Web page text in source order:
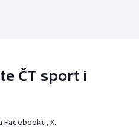
ČT sport i
X,